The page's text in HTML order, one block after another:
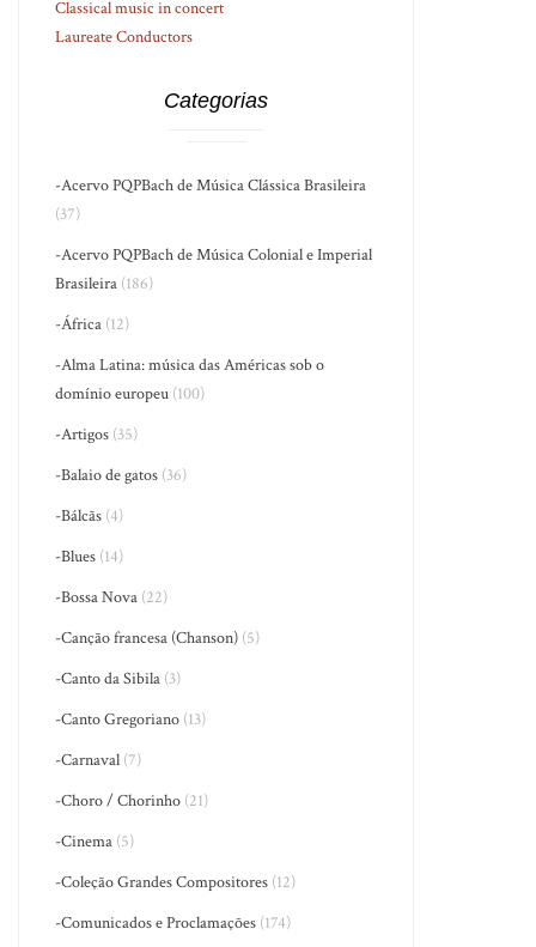
Classical music in concert
Laureate Conductors
Categorias
-Acervo PQPBach de Música Clássica Brasileira
(37)
-Acervo PQPBach de Música Colonial e Imperial
Brasileira (186)
-África (12)
-Alma Latina: música das Américas sob o
domínio europeu (100)
-Artigos (35)
-Balaio de gatos (36)
-Bálcãs (4)
-Blues (14)
-Bossa Nova (22)
-Canção francesa (Chanson) (5)
-Canto da Sibila (3)
-Canto Gregoriano (13)
-Carnaval (7)
-Choro / Chorinho (21)
-Cinema (5)
-Coleção Grandes Compositores (12)
-Comunicados e Proclamações (174)